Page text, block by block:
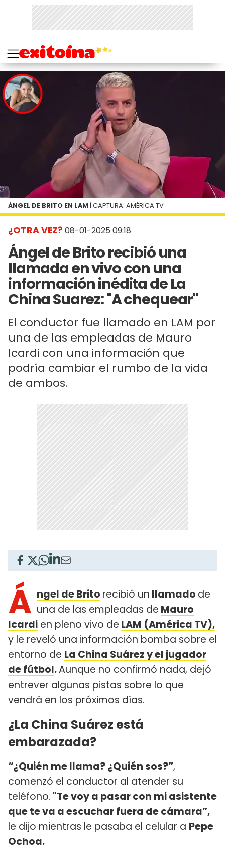
¿OTRA VEZ? 08-01-2025 09:18
Ángel de Brito recibió una
llamada en vivo con una
información inédita de La
China Suarez: "A chequear"
El conductor fue llamado en LAM por
una de las empleadas de Mauro
Icardi con una información que
podría cambiar el rumbo de la vida
de ambos.
ÁNGEL DE BRITO EN LAM | CAPTURA: AMÉRICA TV
Á ngel de Brito recibió un llamado de
una de las empleadas de Mauro
Icardi en pleno vivo de LAM (América TV),
y le reveló una información bomba sobre el
entorno de La China Suárez y el jugador
de fútbol.Aunque no confirmó nada, dejó
entrever algunas pistas sobre lo que
vendrá en los próximos días.
¿La China Suárez está
embarazada?
“¿Quién me llama? ¿Quién sos?”,
comenzó el conductor al atender su
teléfono. "Te voy a pasar con mi asistente
que te va a escuchar fuera de cámara”,
le dijo mientras le pasaba el celular a Pepe
Ochoa.